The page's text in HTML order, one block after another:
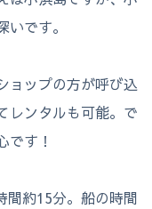
です。
ョップの方が呼び込
レンタルも可能。で
です！
間約15分。船の時間